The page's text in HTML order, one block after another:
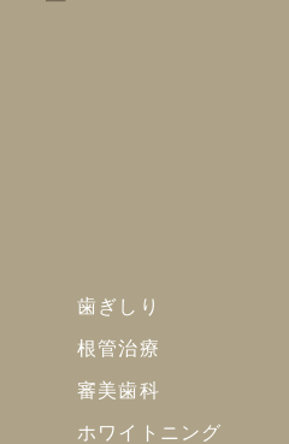
歯ぎしり
根管治療
審美歯科
ホワイトニング